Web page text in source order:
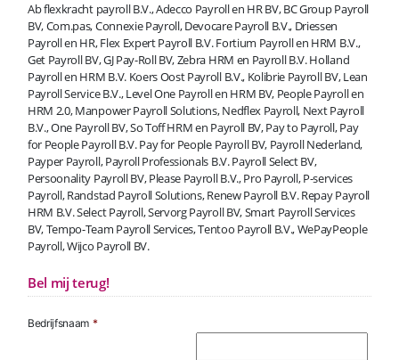
Ab flexkracht payroll B.V., Adecco Payroll en HR BV, BC Group Payroll
BV, Com.pas, Connexie Payroll, Devocare Payroll B.V., Driessen
Payroll en HR, Flex Expert Payroll B.V. Fortium Payroll en HRM B.V.,
Get Payroll BV, GJ Pay-Roll BV, Zebra HRM en Payroll B.V. Holland
Payroll en HRM B.V. Koers Oost Payroll B.V., Kolibrie Payroll BV, Lean
Payroll Service B.V., Level One Payroll en HRM BV, People Payroll en
HRM 2.0, Manpower Payroll Solutions, Nedflex Payroll, Next Payroll
B.V., One Payroll BV, So Toff HRM en Payroll BV, Pay to Payroll, Pay
for People Payroll B.V. Pay for People Payroll BV, Payroll Nederland,
Payper Payroll, Payroll Professionals B.V. Payroll Select BV,
Persoonality Payroll BV, Please Payroll B.V., Pro Payroll, P-services
Payroll, Randstad Payroll Solutions, Renew Payroll B.V. Repay Payroll
HRM B.V. Select Payroll, Servorg Payroll BV, Smart Payroll Services
BV, Tempo-Team Payroll Services, Tentoo Payroll B.V., WePayPeople
Payroll, Wijco Payroll BV.
Bel mij terug!
Bedrijfsnaam *